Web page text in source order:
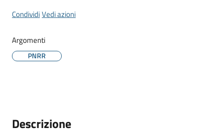
CondividiVedi azioni
Argomenti
PNRR
Descrizione